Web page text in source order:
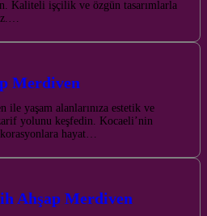
Kaliteli işçilik ve özgün tasarımlarla
Merdiven
yaşam alanlarınıza estetik ve
yolunu keşfedin. Kocaeli’nin
hayat…
Ahşap Merdiven